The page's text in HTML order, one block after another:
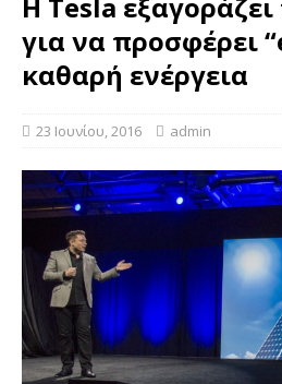
για να προσφέρει
καθαρή ενέργεια
23 Ιουνίου, 2016 admin